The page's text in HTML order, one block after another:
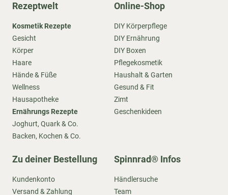
Rezeptwelt
Kosmetik Rezepte
Gesicht
Körper
Haare
Hände & Füße
Wellness
Hausapotheke
Ernährungs Rezepte
Joghurt, Quark & Co.
Backen, Kochen & Co.
Online-Shop
DIY Körperpflege
DIY Ernährung
DIY Boxen
Pflegekosmetik
Haushalt & Garten
Gesund & Fit
Zimt
Geschenkideen
Zu deiner Bestellung
Kundenkonto
Versand & Zahlung
Spinnrad® Infos
Händlersuche
Team